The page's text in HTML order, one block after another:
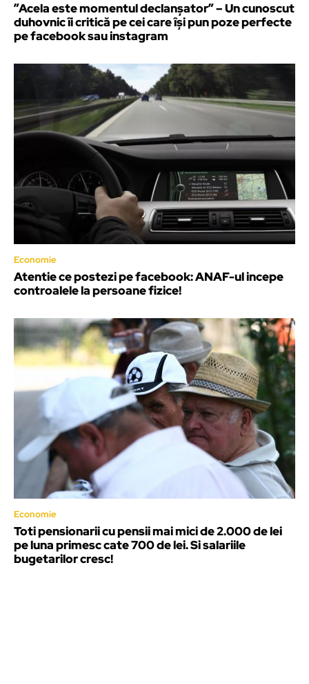
”Acela este momentul declanșator” – Un cunoscut
duhovnic îi critică pe cei care își pun poze perfecte
pe facebook sau instagram
Economie
Atentie ce postezi pe facebook: ANAF-ul incepe
controalele la persoane fizice!
Economie
Toti pensionarii cu pensii mai mici de 2.000 de lei
pe luna primesc cate 700 de lei. Si salariile
bugetarilor cresc!